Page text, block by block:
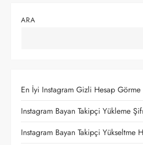
g
i
n
m
ARA
En İyi Instagram Gizli Hesap Görme
Instagram Bayan Takipçi Yükleme
Instagram Bayan Takipçi Yükseltme